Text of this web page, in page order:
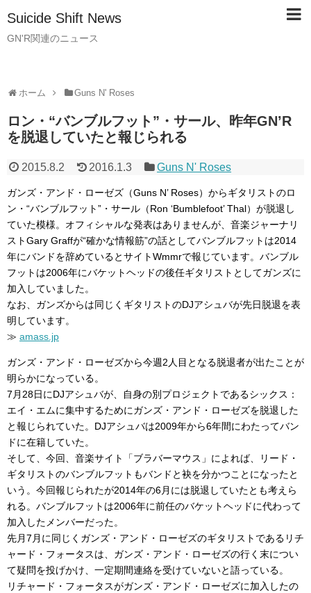
Suicide Shift News
GN'R関連のニュース
ホーム Guns N' Roses
ロン・“バンブルフット”・サール、昨年GN’R
を脱退していたと報じられる
2015.8.2 2016.1.3 Guns N' Roses
ガンズ・アンド・ローゼズ（Guns N’ Roses）からギタリストのロ
ン・“バンブルフット”・サール（Ron ‘Bumblefoot’ Thal）が脱退し
ていた模様。オフィシャルな発表はありませんが、音楽ジャーナリ
ストGary Graffが“確かな情報筋”の話としてバンブルフットは2014
年にバンドを辞めているとサイトWmmrで報じています。バンブル
フットは2006年にバケットヘッドの後任ギタリストとしてガンズに
加入していました。
なお、ガンズからは同じくギタリストのDJアシュバが先日脱退を表
明しています。
≫ amass.jp
ガンズ・アンド・ローゼズから今週2人目となる脱退者が出たことが
明らかになっている。
7月28日にDJアシュバが、自身の別プロジェクトであるシックス：
エイ・エムに集中するためにガンズ・アンド・ローゼズを脱退した
と報じられていた。DJアシュバは2009年から6年間にわたってバン
ドに在籍していた。
そして、今回、音楽サイト「ブラバーマウス」によれば、リード・
ギタリストのバンブルフットもバンドと袂を分かつことになったと
いう。今回報じられたが2014年の6月には脱退していたとも考えら
れる。バンブルフットは2006年に前任のバケットヘッドに代わって
加入したメンバーだった。
先月7月に同じくガンズ・アンド・ローゼズのギタリストであるリチ
ャード・フォータスは、ガンズ・アンド・ローゼズの行く末につい
て疑問を投げかけ、一定期間連絡を受けていないと語っている。
リチャード・フォータスがガンズ・アンド・ローゼズに加入したの